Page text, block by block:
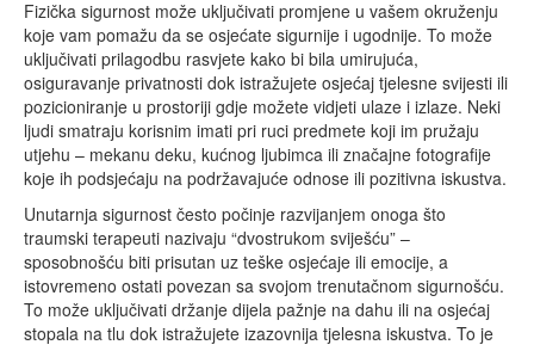
Fizička sigurnost može uključivati promjene u vašem okruženju
koje vam pomažu da se osjećate sigurnije i ugodnije. To može
uključivati prilagodbu rasvjete kako bi bila umirujuća,
osiguravanje privatnosti dok istražujete osjećaj tjelesne svijesti ili
pozicioniranje u prostoriji gdje možete vidjeti ulaze i izlaze. Neki
ljudi smatraju korisnim imati pri ruci predmete koji im pružaju
utjehu – mekanu deku, kućnog ljubimca ili značajne fotografije
koje ih podsjećaju na podržavajuće odnose ili pozitivna iskustva.
Unutarnja sigurnost često počinje razvijanjem onoga što
traumski terapeuti nazivaju “dvostrukom sviješću” –
sposobnošću biti prisutan uz teške osjećaje ili emocije, a
istovremeno ostati povezan sa svojom trenutačnom sigurnošću.
To može uključivati držanje dijela pažnje na dahu ili na osjećaj
stopala na tlu dok istražujete izazovnija tjelesna iskustva. To je